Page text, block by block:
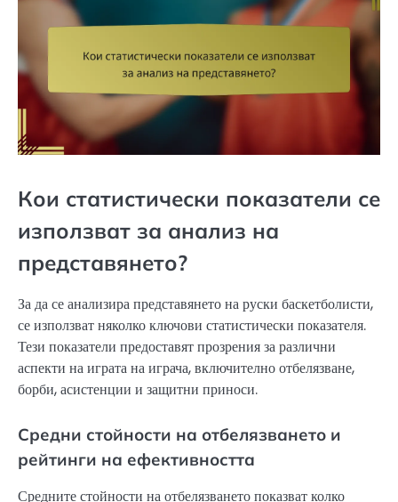
Кои статистически показатели се
използват за анализ на
представянето?
За да се анализира представянето на руски баскетболисти,
се използват няколко ключови статистически показателя.
Тези показатели предоставят прозрения за различни
аспекти на играта на играча, включително отбелязване,
борби, асистенции и защитни приноси.
Средни стойности на отбелязването и
рейтинги на ефективността
Средните стойности на отбелязването показват колко